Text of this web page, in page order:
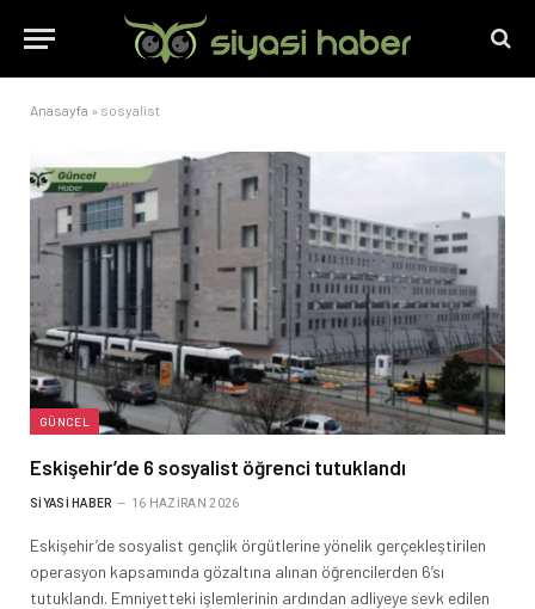
Anasayfa » sosyalist
GÜNCEL
Eskişehir’de 6 sosyalist öğrenci tutuklandı
SIYASI HABER 16 HAZIRAN 2026
Eskişehir’de sosyalist gençlik örgütlerine yönelik gerçekleştirilen
operasyon kapsamında gözaltına alınan öğrencilerden 6’sı
tutuklandı. Emniyetteki işlemlerinin ardından adliyeye sevk edilen